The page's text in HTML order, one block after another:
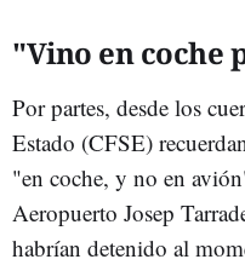
"Vino en coche
Por partes, desde los
Estado (CFSE)
"en coche, y no en
Aeropuerto Josep
habrían detenido al